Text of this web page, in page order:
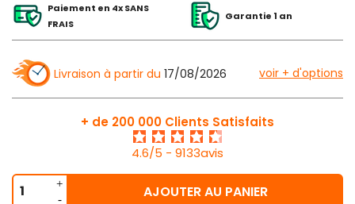
Paiement en 4x SANS
FRAIS
Garantie 1 an
Livraison à partir du 17/08/2026 voir + d'options
+ de 200 000 Clients Satisfaits
4.6/5 - 9133avis
AJOUTER AU PANIER